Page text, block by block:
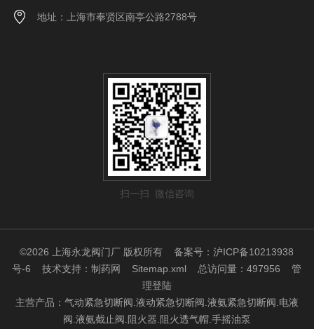
地址：上海市奉贤区南亭公路2788号
扫一扫 微信咨询
©2026 上海永龙阀门厂 版权所有备案号：沪ICP备10213938
号-6 技术支持：制药网 Sitemap.xml 总访问量：497956管
理登陆
主营产品：气动紧急切断阀.液动紧急切断阀.液氨紧急切断阀.电液
阀.液氨截止阀.阻火器.阻火透气帽.手摇油泵